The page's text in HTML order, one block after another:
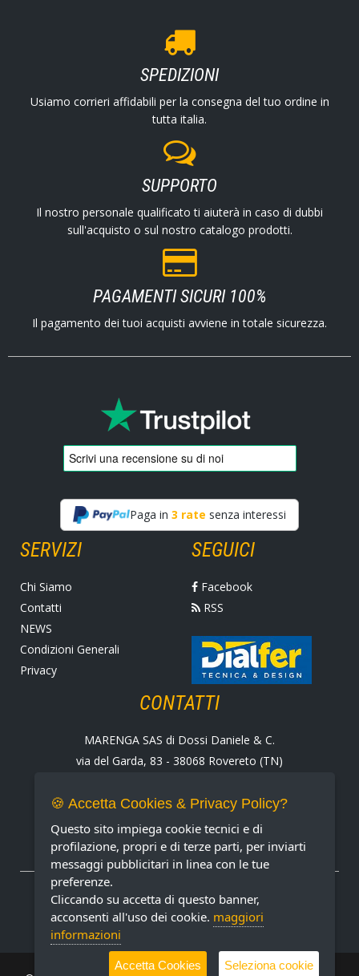
SPEDIZIONI
Usiamo corrieri affidabili per la consegna del tuo ordine in
tutta italia.
SUPPORTO
Il nostro personale qualificato ti aiuterà in caso di dubbi
sull'acquisto o sul nostro catalogo prodotti.
PAGAMENTI SICURI 100%
Il pagamento dei tuoi acquisti avviene in totale sicurezza.
Paga in 3 rate senza interessi
SERVIZI
Chi Siamo
Contatti
NEWS
Condizioni Generali
Privacy
SEGUICI
Facebook
RSS
CONTATTI
MARENGA SAS di Dossi Daniele & C.
via del Garda, 83 - 38068 Rovereto (TN)
Fax +39 0464 430938
E-mail: marenga@marenga.it
Partita IVA IT02232370227
METODI DI PAGAMENTO ACCETTATI
🍪 Accetta Cookies & Privacy Policy?
Questo sito impiega cookie tecnici e di
profilazione, propri e di terze parti, per inviarti
messaggi pubblicitari in linea con le tue
preferenze.
Cliccando su accetta di questo banner,
acconsenti all'uso dei cookie. maggiori
informazioni
Accetta Cookies Seleziona cookie